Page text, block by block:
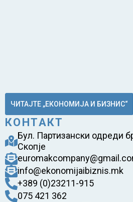
ЧИТАЈТЕ „ЕКОНОМИЈА И БИЗНИС“
КОНТАКТ
Бул. Партизански одреди
Скопје
info@ekonomijaibiznis.mk
+389 (0)23211-915
075 421 362